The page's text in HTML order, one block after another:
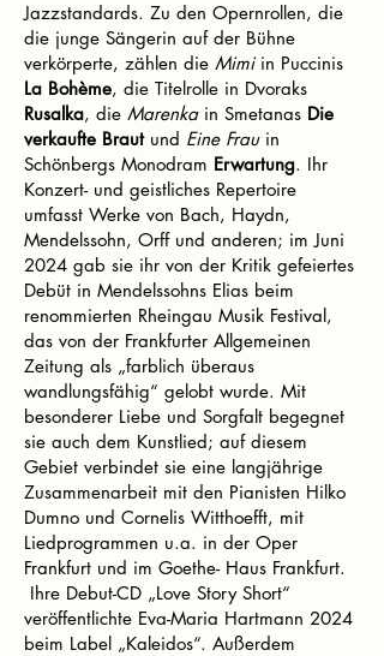
Jazzstandards. Zu den Opernrollen, die
die junge Sängerin auf der Bühne
verkörperte, zählen die Mimi in Puccinis
La Bohème, die Titelrolle in Dvoraks
Rusalka, die Marenkain Smetanas Die
verkaufte Brautund Eine Frauin
Schönbergs Monodram Erwartung. Ihr
Konzert- und geistliches Repertoire
umfasst Werke von Bach, Haydn,
Mendelssohn, Orff und anderen; im Juni
2024 gab sie ihr von der Kritik gefeiertes
Debüt in Mendelssohns Elias beim
renommierten Rheingau Musik Festival,
das von der Frankfurter Allgemeinen
Zeitung als „farblich überaus
wandlungsfähig“ gelobt wurde. Mit
besonderer Liebe und Sorgfalt begegnet
sie auch dem Kunstlied; auf diesem
Gebiet verbindet sie eine langjährige
Zusammenarbeit mit den Pianisten Hilko
Dumno und Cornelis Witthoefft, mit
Liedprogrammen u.a. in der Oper
Frankfurt und im Goethe- Haus Frankfurt.
Ihre Debut-CD „Love Story Short“
veröffentlichte Eva-Maria Hartmann 2024
beim Label „Kaleidos“. Außerdem